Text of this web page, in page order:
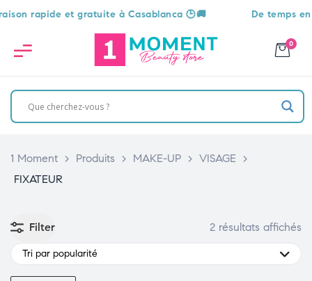
rapide et gratuite à Casablanca 🕒🚚 De temps en
0
1 Moment > Produits > MAKE-UP > VISAGE
>
FIXATEUR
Filter 2 résultats affichés
Tri par popularité